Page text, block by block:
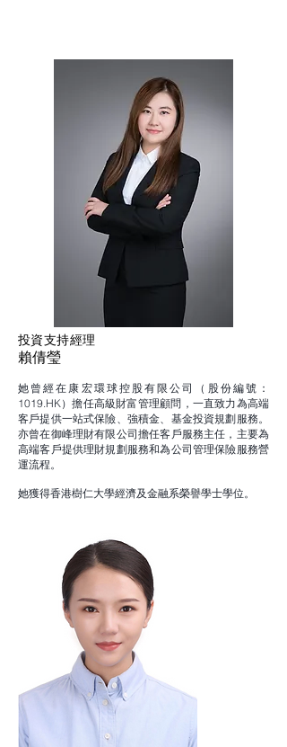
投資支持經理
​賴倩瑩
她曾經在康宏環球控股有限公司（股份編號：
1019.HK）擔任高級財富管理顧問，一直致力為高端
客戶提供一站式保險、強積金、基金投資規劃服務。
亦曾在御峰理財有限公司擔任客戶服務主任，主要為
高端客戶提供理財規劃服務和為公司管理保險服務營
運流程。
她獲得香港樹仁大學經濟及金融系榮譽學士學位。